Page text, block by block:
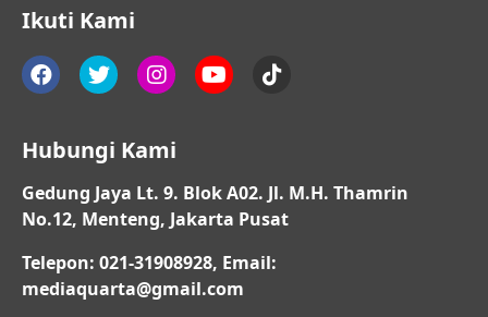
Ikuti Kami
Hubungi Kami
Gedung Jaya Lt. 9. Blok A02. Jl. M.H. Thamrin
No.12, Menteng, Jakarta Pusat
Telepon: 021-31908928, Email:
mediaquarta@gmail.com